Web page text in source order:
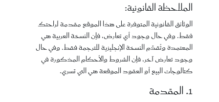
الملاحظة القانونية:
الوثائق القانونية المتوفرة على هذا الموقع مقدمة لراحتك
فقط. وفي حال وجود أي تعارض، فإن النسخة العربية هي
المعتمدة وتُقدَّم النسخة الإنجليزية للترجمة فقط. وفي حال
وجود تعارض آخر، فإن الشروط والأحكام المذكورة في
كتالوجات البيع أو العقود الموقعة هي التي تسري.
1. المقدمة